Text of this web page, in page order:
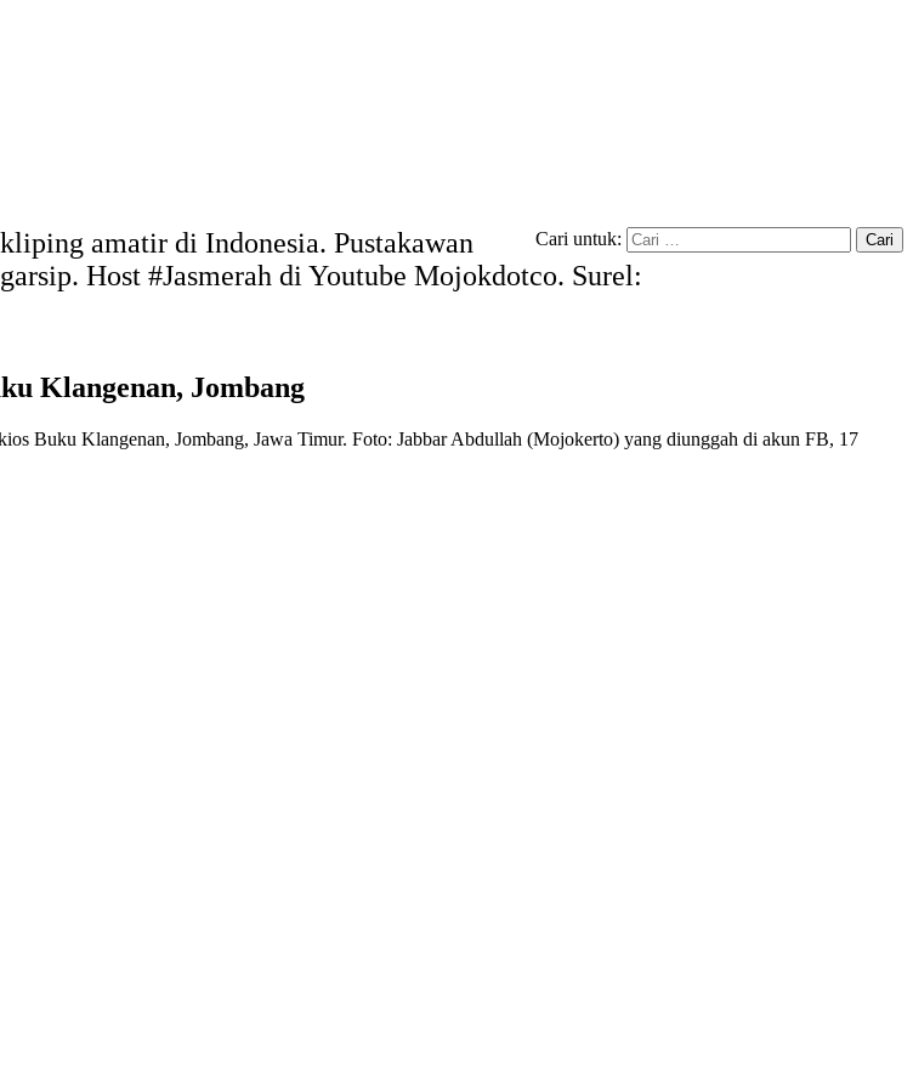
Cari untuk:
amatir di Indonesia. Pustakawan
Host #Jasmerah di Youtube Mojokdotco. Surel:
Klangenan, Jombang
Buku Klangenan, Jombang, Jawa Timur. Foto: Jabbar Abdullah (Mojokerto) yang diunggah di akun FB, 17